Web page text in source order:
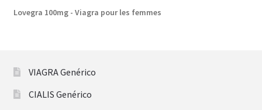
Lovegra 100mg - Viagra pour les femmes
VIAGRA Genérico
CIALIS Genérico